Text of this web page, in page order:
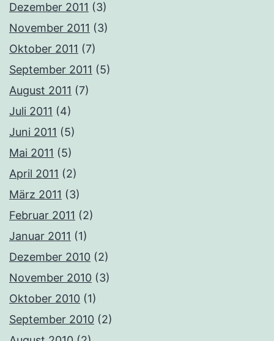
Dezember 2011 (3)
November 2011 (3)
Oktober 2011 (7)
September 2011 (5)
August 2011 (7)
Juli 2011 (4)
Juni 2011 (5)
Mai 2011 (5)
April 2011 (2)
März 2011 (3)
Februar 2011 (2)
Januar 2011 (1)
Dezember 2010 (2)
November 2010 (3)
Oktober 2010 (1)
September 2010 (2)